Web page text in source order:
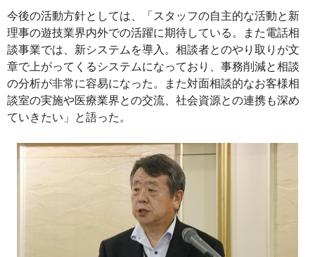
今後の活動方針としては、「スタッフの自主的な活動と新
理事の遊技業界内外での活躍に期待している。また電話相
談事業では、新システムを導入。相談者とのやり取りが文
章で上がってくるシステムになっており、事務削減と相談
の分析が非常に容易になった。また対面相談的なお客様相
談室の実施や医療業界との交流、社会資源との連携も深め
ていきたい」と語った。